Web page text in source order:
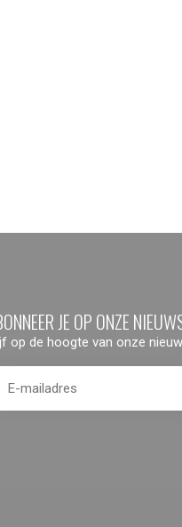
JE OP ONZE
op de hoogte van onze